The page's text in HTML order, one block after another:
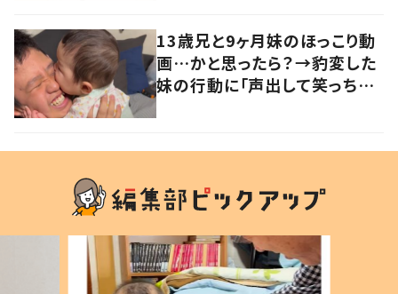
13歳兄と9ヶ月妹のほっこり動
画…かと思ったら？→豹変した
妹の行動に「声出して笑っちゃ